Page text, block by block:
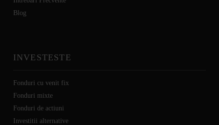
Blog
INVESTESTE
Fonduri cu venit fix
Fonduri mixte
Fonduri de actiuni
Investitii alternative